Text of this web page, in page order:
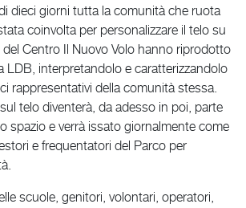
dieci giorni tutta la comunità che ruota
coinvolta per personalizzare il telo su
del Centro Il Nuovo Volo hanno riprodotto
LDB, interpretandolo e caratterizzandolo
rappresentativi della comunità stessa.
telo diventerà, da adesso in poi, parte
spazio e verrà issato giornalmente come
e frequentatori del Parco per
scuole, genitori, volontari, operatori,